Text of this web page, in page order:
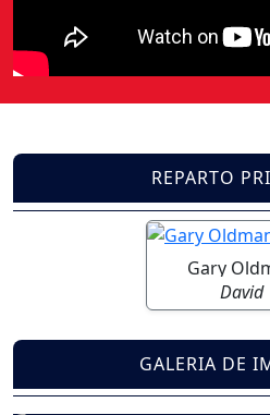
REPARTO
Gary
David
GALERIA DE